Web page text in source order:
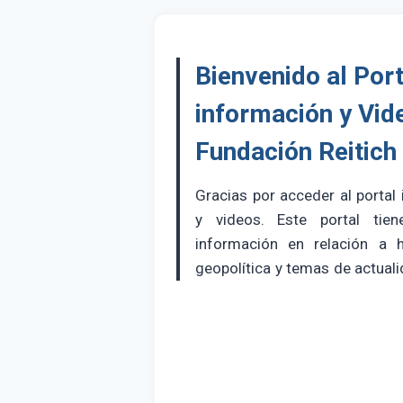
Bienvenido al
información y
Fundación Reitich
Gracias por acceder al
y videos. Este portal
información en relación a
geopolítica y temas de